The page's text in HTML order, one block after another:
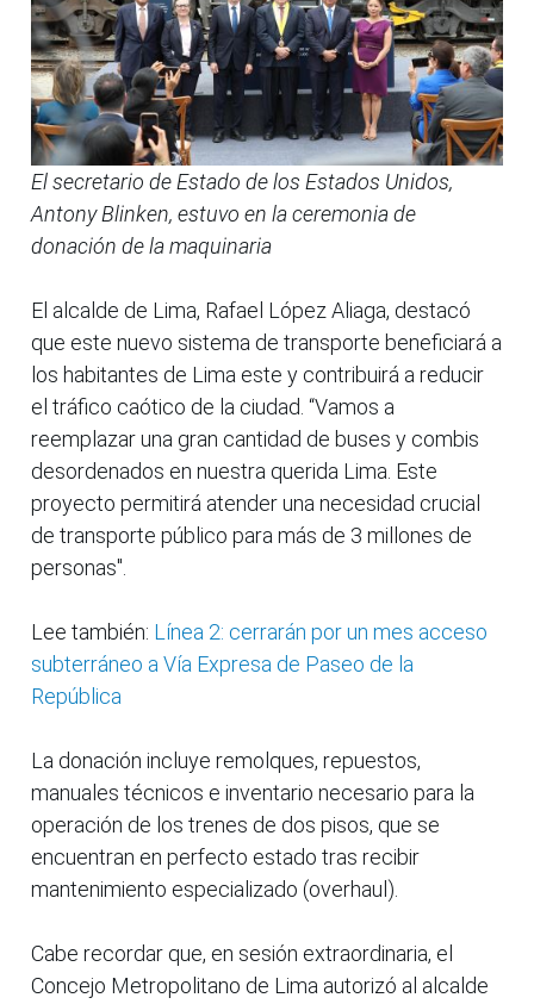
El secretario de Estado de los Estados Unidos,
Antony Blinken, estuvo en la ceremonia de
donación de la maquinaria
El alcalde de Lima, Rafael López Aliaga, destacó
que este nuevo sistema de transporte beneficiará a
los habitantes de Lima este y contribuirá a reducir
el tráfico caótico de la ciudad. “Vamos a
reemplazar una gran cantidad de buses y combis
desordenados en nuestra querida Lima. Este
proyecto permitirá atender una necesidad crucial
de transporte público para más de 3 millones de
personas".
Lee también: Línea 2: cerrarán por un mes acceso
subterráneo a Vía Expresa de Paseo de la
República
La donación incluye remolques, repuestos,
manuales técnicos e inventario necesario para la
operación de los trenes de dos pisos, que se
encuentran en perfecto estado tras recibir
mantenimiento especializado (overhaul).
Cabe recordar que, en sesión extraordinaria, el
Concejo Metropolitano de Lima autorizó al alcalde